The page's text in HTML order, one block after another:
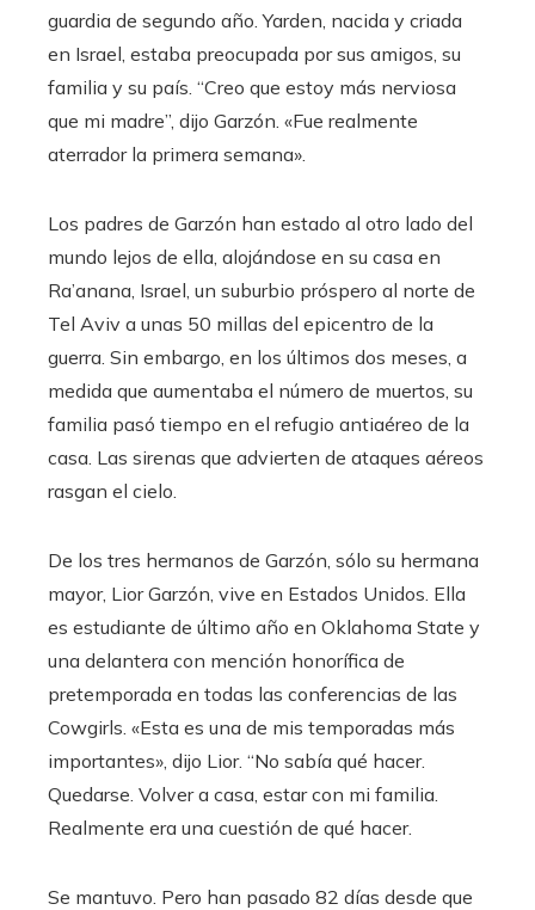
guardia de segundo año. Yarden, nacida y criada
en Israel, estaba preocupada por sus amigos, su
familia y su país. “Creo que estoy más nerviosa
que mi madre”, dijo Garzón. «Fue realmente
aterrador la primera semana».
Los padres de Garzón han estado al otro lado del
mundo lejos de ella, alojándose en su casa en
Ra’anana, Israel, un suburbio próspero al norte de
Tel Aviv a unas 50 millas del epicentro de la
guerra. Sin embargo, en los últimos dos meses, a
medida que aumentaba el número de muertos, su
familia pasó tiempo en el refugio antiaéreo de la
casa. Las sirenas que advierten de ataques aéreos
rasgan el cielo.
De los tres hermanos de Garzón, sólo su hermana
mayor, Lior Garzón, vive en Estados Unidos. Ella
es estudiante de último año en Oklahoma State y
una delantera con mención honorífica de
pretemporada en todas las conferencias de las
Cowgirls. «Esta es una de mis temporadas más
importantes», dijo Lior. “No sabía qué hacer.
Quedarse. Volver a casa, estar con mi familia.
Realmente era una cuestión de qué hacer.
Se mantuvo. Pero han pasado 82 días desde que